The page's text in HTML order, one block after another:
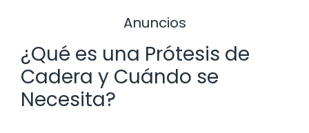
Anuncios
¿Qué es una Prótesis de
Cadera y Cuándo se
Necesita?